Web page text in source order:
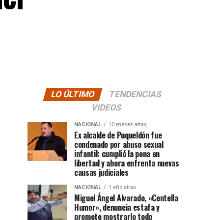
LO ÚLTIMO
TENDENCIAS
VIDEOS
NACIONAL 10 meses atras
Ex alcalde de Puqueldón fue
condenado por abuso sexual
infantil: cumplió la pena en
libertad y ahora enfrenta nuevas
causas judiciales
NACIONAL 1 año atras
Miguel Ángel Alvarado, «Centella
Humor», denuncia estafa y
promete mostrarlo todo